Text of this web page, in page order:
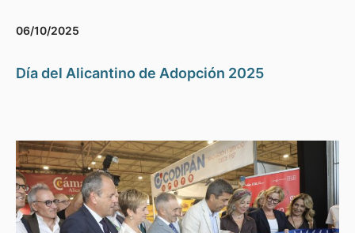
06/10/2025
Día del Alicantino de Adopción 2025